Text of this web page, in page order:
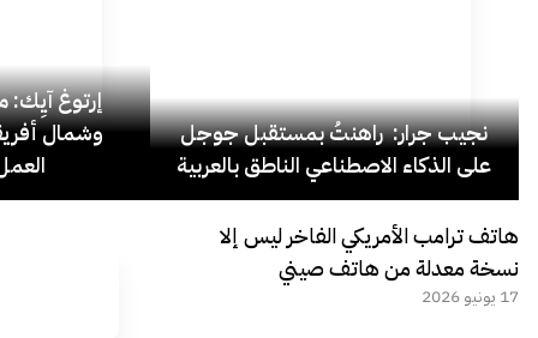
نجيب جرار: راهنتُ بمستقبل جوجل
على الذكاء الاصطناعي الناطق بالعربية
إرتوغ آيِك:
وشمال
هاتف ترامب الأمريكي الفاخر ليس إلا
نسخة معدلة من هاتف صيني
17 يونيو 2026